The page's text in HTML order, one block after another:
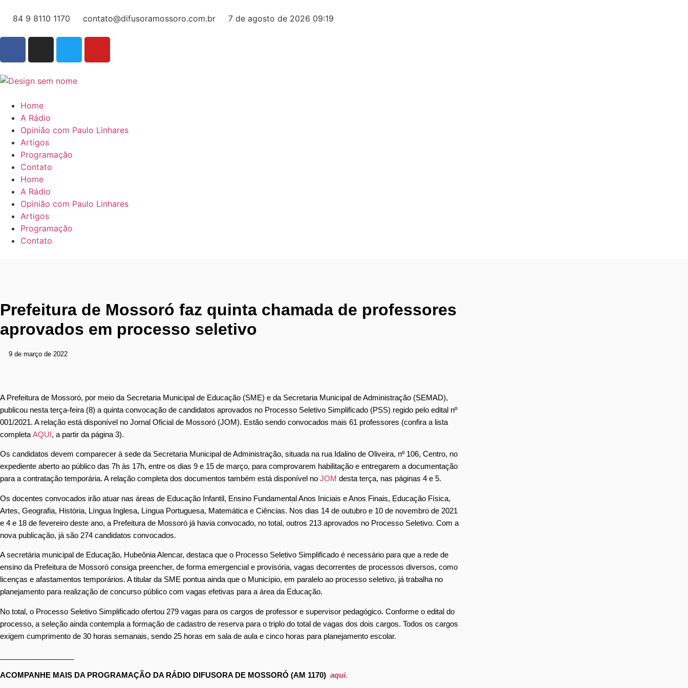
84 9 8110 1170 contato@difusoramossoro.com.br 7 de agosto de 2026 09:19
Home
A Rádio
Opinião com Paulo Linhares
Artigos
Programação
Contato
Home
A Rádio
Opinião com Paulo Linhares
Artigos
Programação
Contato
Prefeitura de Mossoró faz quinta chamada de professores
aprovados em processo seletivo
9 de março de 2022
A Prefeitura de Mossoró, por meio da Secretaria Municipal de Educação (SME) e da Secretaria Municipal de Administração (SEMAD),
publicou nesta terça-feira (8) a quinta convocação de candidatos aprovados no Processo Seletivo Simplificado (PSS) regido pelo edital nº
001/2021. A relação está disponível no Jornal Oficial de Mossoró (JOM). Estão sendo convocados mais 61 professores (confira a lista
completa AQUI, a partir da página 3).
Os candidatos devem comparecer à sede da Secretaria Municipal de Administração, situada na rua Idalino de Oliveira, nº 106, Centro, no
expediente aberto ao público das 7h às 17h, entre os dias 9 e 15 de março, para comprovarem habilitação e entregarem a documentação
para a contratação temporária. A relação completa dos documentos também está disponível no JOM desta terça, nas páginas 4 e 5.
Os docentes convocados irão atuar nas áreas de Educação Infantil, Ensino Fundamental Anos Iniciais e Anos Finais, Educação Física,
Artes, Geografia, História, Língua Inglesa, Língua Portuguesa, Matemática e Ciências. Nos dias 14 de outubro e 10 de novembro de 2021
e 4 e 18 de fevereiro deste ano, a Prefeitura de Mossoró já havia convocado, no total, outros 213 aprovados no Processo Seletivo. Com a
nova publicação, já são 274 candidatos convocados.
A secretária municipal de Educação, Hubeônia Alencar, destaca que o Processo Seletivo Simplificado é necessário para que a rede de
ensino da Prefeitura de Mossoró consiga preencher, de forma emergencial e provisória, vagas decorrentes de processos diversos, como
licenças e afastamentos temporários. A titular da SME pontua ainda que o Município, em paralelo ao processo seletivo, já trabalha no
planejamento para realização de concurso público com vagas efetivas para a área da Educação.
No total, o Processo Seletivo Simplificado ofertou 279 vagas para os cargos de professor e supervisor pedagógico. Conforme o edital do
processo, a seleção ainda contempla a formação de cadastro de reserva para o triplo do total de vagas dos dois cargos. Todos os cargos
exigem cumprimento de 30 horas semanais, sendo 25 horas em sala de aula e cinco horas para planejamento escolar.
ACOMPANHE MAIS DA PROGRAMAÇÃO DA RÁDIO DIFUSORA DE MOSSORÓ (AM 1170) aqui.